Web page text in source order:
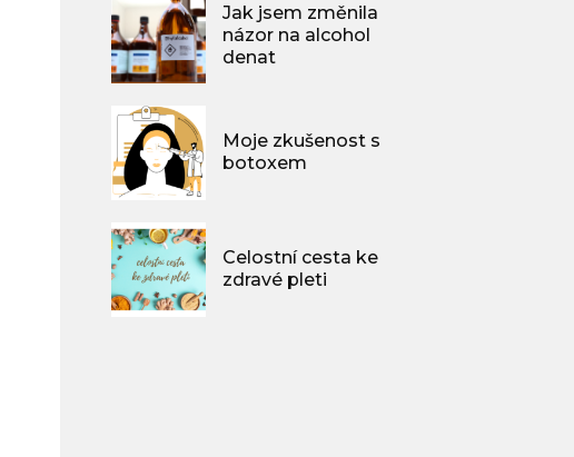
Jak jsem změnila
názor na alcohol
denat
Moje zkušenost s
botoxem
Celostní cesta ke
zdravé pleti